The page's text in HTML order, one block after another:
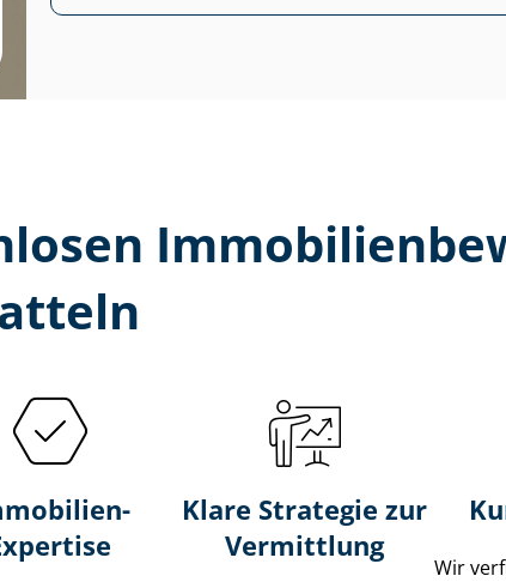
Klare Strategie zur
Vermittlung
Wir